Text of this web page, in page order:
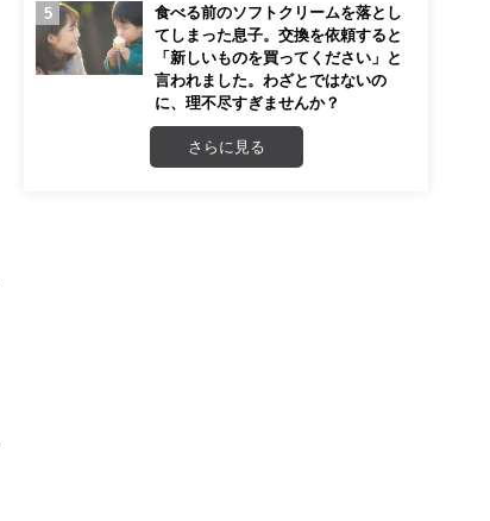
食べる前のソフトクリームを落とし
てしまった息子。交換を依頼すると
「新しいものを買ってください」と
言われました。わざとではないの
に、理不尽すぎませんか？
さらに見る